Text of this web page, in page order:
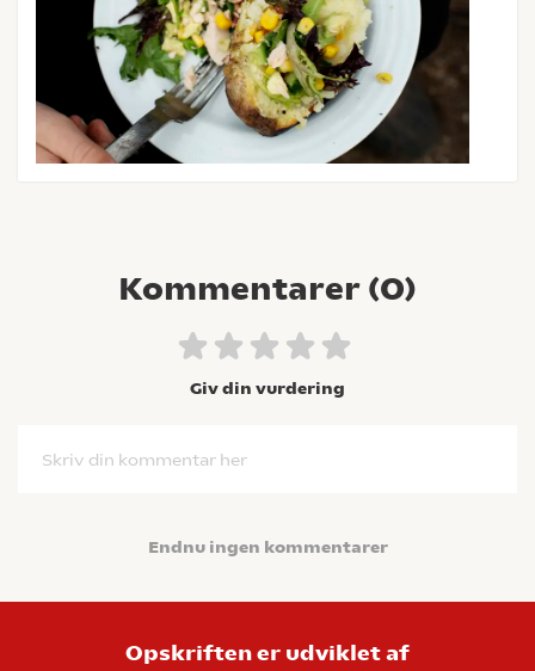
Kommentarer (0)
Giv din vurdering
Skriv din kommentar her
Endnu ingen kommentarer
Opskriften er udviklet af